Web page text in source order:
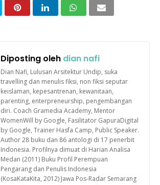
Diposting oleh dian nafi
Dian Nafi, Lulusan Arsitektur Undip, suka
travelling dan menulis fiksi, non fiksi seputar
keislaman, kepesantrenan, kewanitaan,
parenting, enterpreneurship, pengembangan
diri. Coach Gramedia Academy, Mentor
WomenWill by Google, Fasilitator GapuraDigital
by Google, Trainer Hasfa Camp, Public Speaker.
Author 28 buku dan 86 antologi di 17 penerbit
Indonesia. Profilnya dimuat di Harian Analisa
Medan (2011) Buku Profil Perempuan
Pengarang dan Penulis Indonesia
(KosaKataKita, 2012) Jawa Pos-Radar Semarang